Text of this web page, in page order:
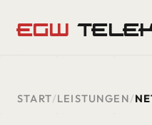
EGW
START/LEISTUNGEN/